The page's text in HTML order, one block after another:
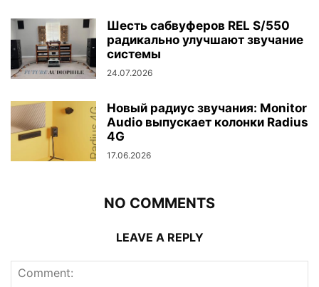
Шесть сабвуферов REL S/550
радикально улучшают звучание
системы
24.07.2026
Новый радиус звучания: Monitor
Audio выпускает колонки Radius
4G
17.06.2026
NO COMMENTS
LEAVE A REPLY